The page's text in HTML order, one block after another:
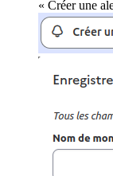
« Créer une